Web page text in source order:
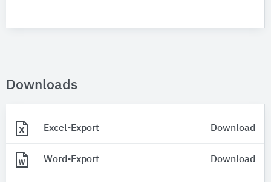
Downloads
Excel-Export Download
Word-Export Download